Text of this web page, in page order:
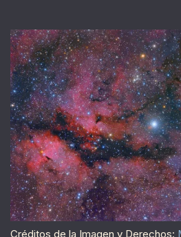
Créditos de la Imagen y Derechos: